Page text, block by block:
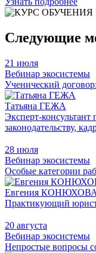
Следующие
21 июля
Вебинар экосистемы
Ученический
Татьяна ГЕЖА
Эксперт-
законодательству,
28 июля
Вебинар экосистемы
Особые категории
Евгения КОНЮХОВА
Практикующий
20 августа
Вебинар экосистемы
Непростые вопросы